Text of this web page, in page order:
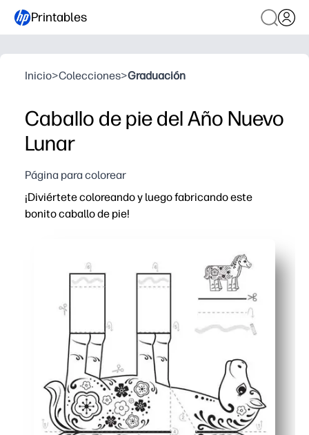
Printables
Inicio>Colecciones>Graduación
Caballo de pie del Año Nuevo
Lunar
Página para colorear
¡Diviértete coloreando y luego fabricando este
bonito caballo de pie!
Sus hijos practican la motricidad fina y se concentran
Recibirás un robusto caballo de pie en 3D para
Funciona para el hogar, los centros o las fiestas: es